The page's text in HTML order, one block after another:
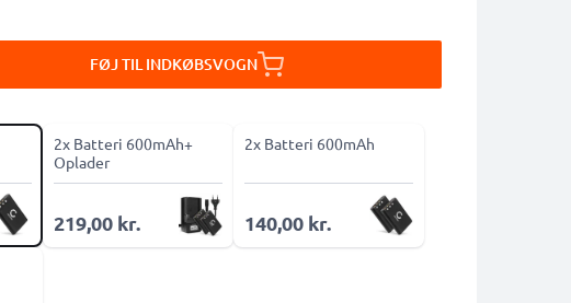
FØJ TIL INDKØBSVOGN
2x Batteri 600mAh+
Oplader
219,00 kr.
2x Batteri 600mAh
140,00 kr.